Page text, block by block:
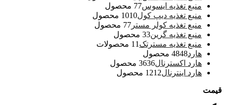
منبع تغذیه ایسوس 77 محصول
منبع تغذیه دیپ کول
1010 محصول
منبع تغذیه کولر مستر
77 محصول
منبع تغذیه گرین 33 محصول
منبع تغذیه مسترتک
1 1 محصولات
هارد
4848 محصول
هارد اکسترنال
3636 محصول
هارد اینترنال
1212 محصول
قیمت